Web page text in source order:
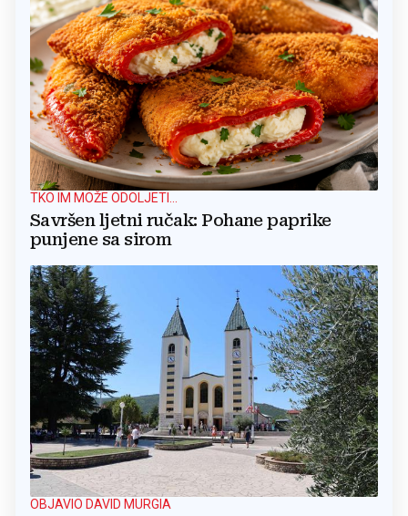
TKO IM MOŽE ODOLJETI...
Savršen ljetni ručak: Pohane paprike
punjene sa sirom
OBJAVIO DAVID MURGIA